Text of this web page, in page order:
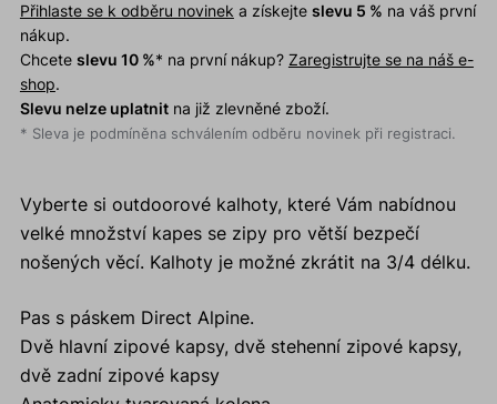
Přihlaste se k odběru novinek a získejte slevu 5 % na váš první
nákup.
Chcete slevu 10 %* na první nákup? Zaregistrujte se na náš e-
shop.
Slevu nelze uplatnitna již zlevněné zboží.
* Sleva je podmíněna schválením odběru novinek při registraci.
Vyberte si outdoorové kalhoty, které Vám nabídnou
velké množství kapes se zipy pro větší bezpečí
nošených věcí. Kalhoty je možné zkrátit na 3/4 délku.
Pas s páskem Direct Alpine.
Dvě hlavní zipové kapsy, dvě stehenní zipové kapsy,
dvě zadní zipové kapsy